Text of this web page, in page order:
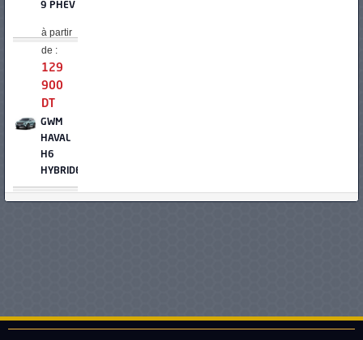
9 PHEV
à partir
de :
129
900
DT
GWM
HAVAL
H6
HYBRIDE
à partir